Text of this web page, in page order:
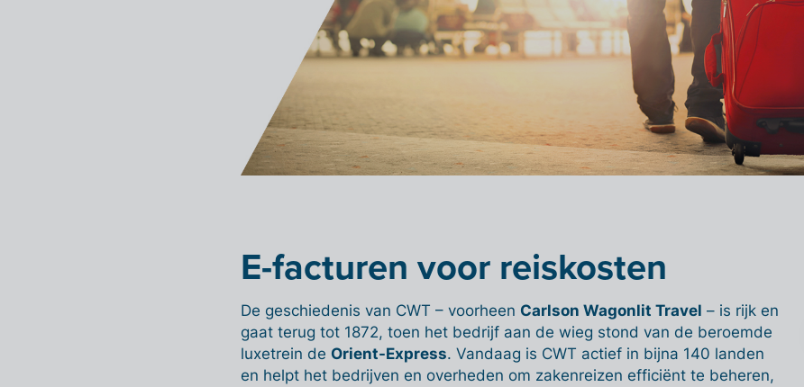
E-facturen voor reiskosten
De geschiedenis van CWT – voorheen Carlson Wagonlit Travel – is rijk en
gaat terug tot 1872, toen het bedrijf aan de wieg stond van de beroemde
luxetrein de Orient-Express. Vandaag is CWT actief in bijna 140 landen
en helpt het bedrijven en overheden om zakenreizen efficiënt te beheren,